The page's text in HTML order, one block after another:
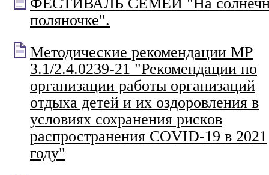
поляночке".
Методические рекомендации МР
3.1/2.4.0239-21 "Рекомендации по
организации работы организаций
отдыха детей и их оздоровления в
условиях сохранения рисков
распространения COVID-19 в 2021
году"